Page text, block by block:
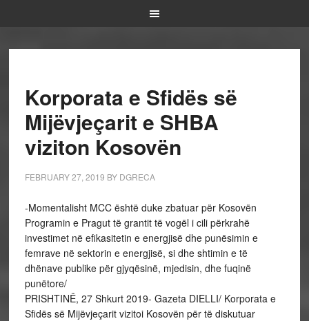
Korporata e Sfidës së
Mijëvjeçarit e SHBA
viziton Kosovën
FEBRUARY 27, 2019 BY DGRECA
-Momentalisht MCC është duke zbatuar për Kosovën
Programin e Pragut të grantit të vogël i cili përkrahë
investimet në efikasitetin e energjisë dhe punësimin e
femrave në sektorin e energjisë, si dhe shtimin e të
dhënave publike për gjyqësinë, mjedisin, dhe fuqinë
punëtore/
PRISHTINË, 27 Shkurt 2019- Gazeta DIELLI/ Korporata e
Sfidës së Mijëvjeçarit vizitoi Kosovën për të diskutuar